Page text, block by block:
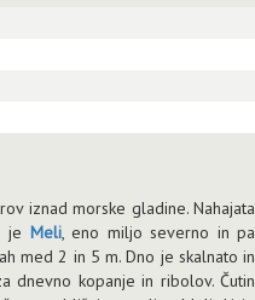
iznad morske gladine. Nahajata
je Meli, eno miljo severno in pa
med 2 in 5 m. Dno je skalnato in
dnevno kopanje in ribolov. Čutin